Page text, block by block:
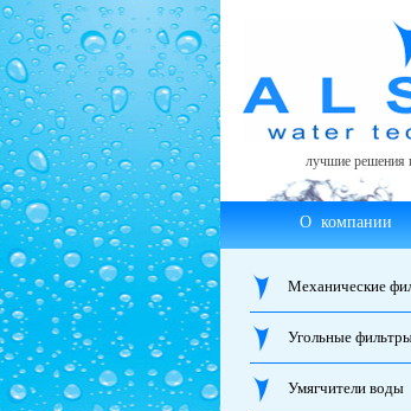
лучшие решения
О компании
Механические
Угольные
Умягчители воды